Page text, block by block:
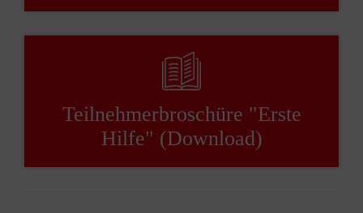
Teilnehmerbroschüre "Erste
Hilfe" (Download)